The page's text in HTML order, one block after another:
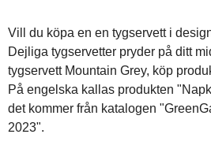
Vill du köpa en en tygservett i
Dejliga tygservetter pryder på ditt
tygservett Mountain Grey, köp
På engelska kallas produkten
det kommer från katalogen
2023".